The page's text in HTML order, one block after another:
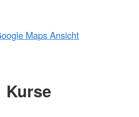
Maps Ansicht
Kurse